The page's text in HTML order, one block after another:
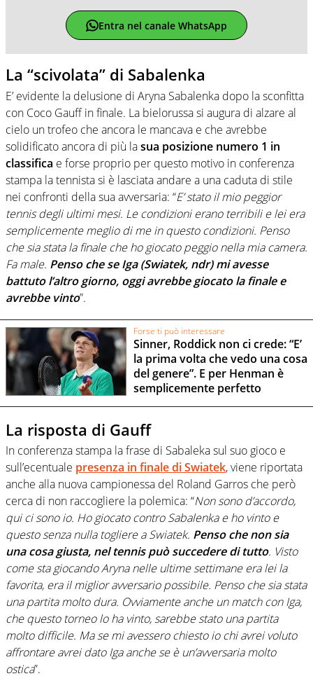
Entra nel canale WhatsApp
La “scivolata” di Sabalenka
E’ evidente la delusione di Aryna Sabalenka dopo la sconfitta
con Coco Gauff in finale. La bielorussa si augura di alzare al
cielo un trofeo che ancora le mancava e che avrebbe
solidificato ancora di più lasua posizione numero 1 in
classifica e forse proprio per questo motivo in conferenza
stampa la tennista si è lasciata andare a una caduta di stile
nei confronti della sua avversaria: “E’ stato il mio peggior
tennis degli ultimi mesi. Le condizioni erano terribili e lei era
semplicemente meglio di me in questo condizioni. Penso
che sia stata la finale che ho giocato peggio nella mia camera.
Fa male. Penso che se Iga (Swiatek, ndr) mi avesse
battuto l’altro giorno, oggi avrebbe giocato la finale e
avrebbe vinto”.
Forse ti può interessare
Sinner, Roddick non ci crede: “E’
la prima volta che vedo una cosa
del genere”. E per Henman è
semplicemente perfetto
La risposta di Gauff
In conferenza stampa la frase di Sabaleka sul suo gioco e
sull’ecentuale presenza in finale di Swiatek, viene riportata
anche alla nuova campionessa del Roland Garros che però
cerca di non raccogliere la polemica: “Non sono d’accordo,
qui ci sono io. Ho giocato contro Sabalenka e ho vinto e
questo senza nulla togliere a Swiatek. Penso che non sia
una cosa giusta, nel tennis può succedere di tutto. Visto
come sta giocando Aryna nelle ultime settimane era lei la
favorita, era il miglior avversario possibile. Penso che sia stata
una partita molto dura. Ovviamente anche un match con Iga,
che questo torneo lo ha vinto, sarebbe stato una partita
molto difficile. Ma se mi avessero chiesto io chi avrei voluto
affrontare avrei dato Iga anche se è un’avversaria molto
ostica”.